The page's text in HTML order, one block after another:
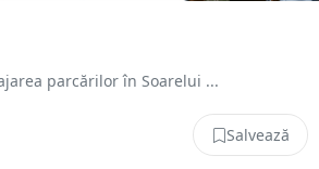
parcărilor în Soarelui ...
Salvează